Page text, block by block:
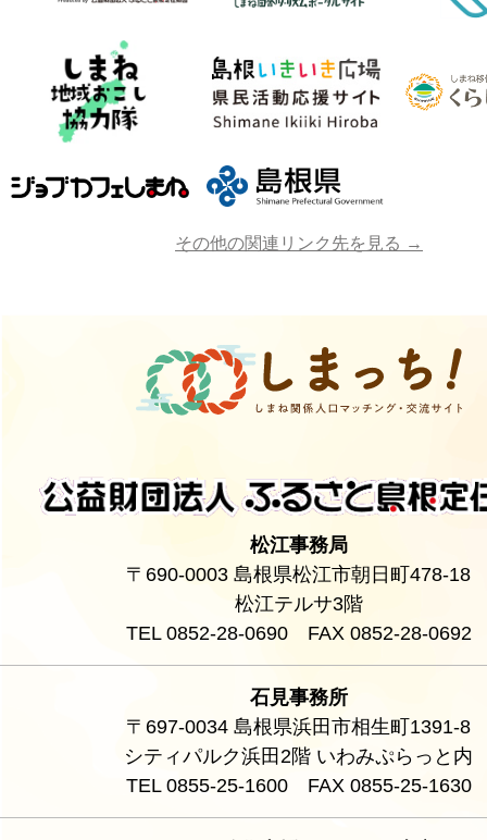
その他の関連リンク先を見る →
松江事務局
〒690-0003 島根県松江市朝日町478-18
松江テルサ3階
TEL 0852-28-0690 FAX 0852-28-0692
石見事務所
〒697-0034 島根県浜田市相生町1391-8
シティパルク浜田2階 いわみぷらっと内
TEL 0855-25-1600 FAX 0855-25-1630